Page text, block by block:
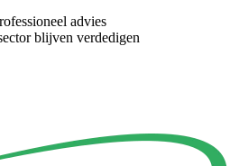
advies
blijven verdedigen